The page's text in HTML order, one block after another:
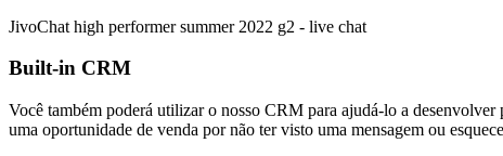
JivoChat high performer summer 2022 g2 - live chat
Built-in CRM
Você também poderá utilizar o nosso CRM para ajudá-lo a
uma oportunidade de venda por não ter visto uma mensagem ou